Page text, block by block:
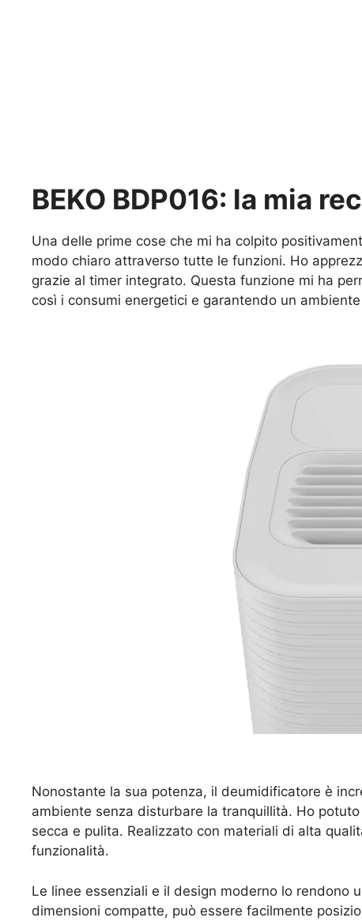
BEKO BDP016: la mia
Una delle prime cose che mi ha colpito
modo chiaro attraverso tutte le funzioni. Ho
grazie al timer integrato. Questa funzione mi ha
così i consumi energetici e garantendo un
Nonostante la sua potenza, il deumidificatore è
ambiente senza disturbare la tranquillità. Ho
secca e pulita. Realizzato con materiali di alta
funzionalità.
Le linee essenziali e il design moderno lo rendono
dimensioni compatte, può essere facilmente